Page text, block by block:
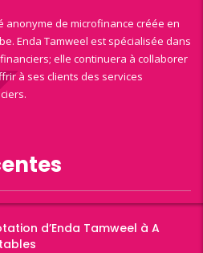
anonyme de microfinance créée en
Enda Tamweel est spécialisée dans
elle continuera à collaborer
à ses clients des services
d’Enda Tamweel à A